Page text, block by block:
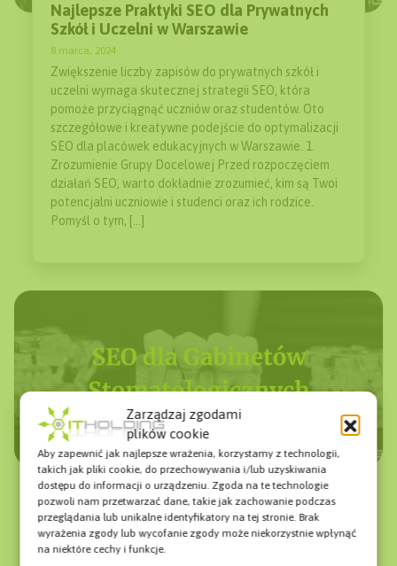
Zarządzaj zgodami
plików cookie
Aby zapewnić jak najlepsze wrażenia, korzystamy z technologii,
takich jak pliki cookie, do przechowywania i/lub uzyskiwania
dostępu do informacji o urządzeniu. Zgoda na te technologie
pozwoli nam przetwarzać dane, takie jak zachowanie podczas
przeglądania lub unikalne identyfikatory na tej stronie. Brak
wyrażenia zgody lub wycofanie zgody może niekorzystnie wpłynąć
na niektóre cechy i funkcje.
Najlepsze Praktyki SEO dla Prywatnych
Szkół i Uczelni w Warszawie
8 marca, 2024
Zwiększenie liczby zapisów do prywatnych szkół i
uczelni wymaga skutecznej strategii SEO, która
pomoże przyciągnąć uczniów oraz studentów. Oto
szczegółowe i kreatywne podejście do optymalizacji
SEO dla placówek edukacyjnych w Warszawie. 1.
Zrozumienie Grupy Docelowej Przed rozpoczęciem
działań SEO, warto dokładnie zrozumieć, kim są Twoi
potencjalni uczniowie i studenci oraz ich rodzice.
Pomyśl o tym, […]
SEO dla gabinetów dentystycznych w
Warszawie – jak przyciągnąć więcej
pacjentów?
6 marca, 2024
Cześć! Jesteśmy IT Holding i dzisiaj chcemy podzielić